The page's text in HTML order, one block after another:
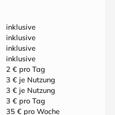
inklusive
inklusive
inklusive
inklusive
2 € pro Tag
3 € je Nutzung
3 € je Nutzung
3 € pro Tag
35 € pro Woche